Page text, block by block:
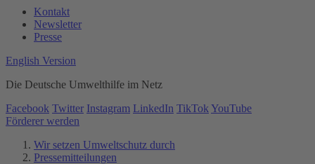
Kontakt
Newsletter
Presse
English Version
Die Deutsche Umwelthilfe im Netz
Facebook Twitter Instagram LinkedIn TikTok YouTube
Förderer werden
Wir setzen Umweltschutz durch
Pressemitteilungen